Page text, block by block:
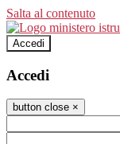
Salta al contenuto
Accedi
Accedi
button close ×